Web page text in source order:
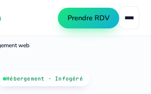
Prendre RDV
naturel
web
Hébergement · Infogéré